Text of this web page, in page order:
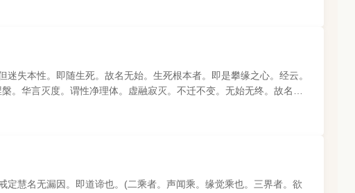
失本性。即随生死。故名无始。生死根本者。即是攀缘之心。经云。
。华言灭度。谓性净理体。虚融寂灭。不迁不变。无始无终。故名无
慧名无漏因。即道谛也。(二乘者。声闻乘。缘觉乘也。三界者。欲